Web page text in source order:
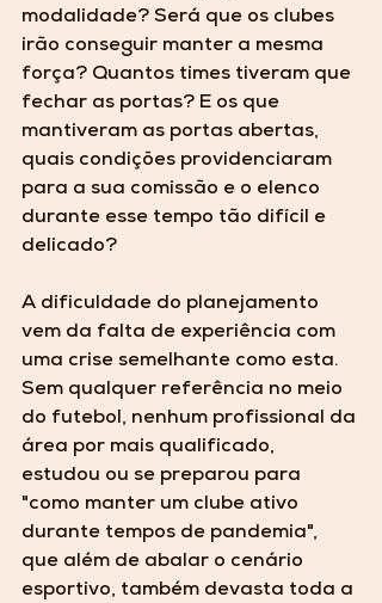
modalidade? Será que os clubes
irão conseguir manter a mesma
força? Quantos times tiveram que
fechar as portas? E os que
mantiveram as portas abertas,
quais condições providenciaram
para a sua comissão e o elenco
durante esse tempo tão difícil e
delicado?
A dificuldade do planejamento
vem da falta de experiência com
uma crise semelhante como esta.
Sem qualquer referência no meio
do futebol, nenhum profissional da
área por mais qualificado,
estudou ou se preparou para
"como manter um clube ativo
durante tempos de pandemia",
que além de abalar o cenário
esportivo, também devasta toda a